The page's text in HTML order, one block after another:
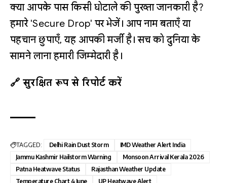
क्या आपके पास किसी घोटाले की पुख्ता जानकारी है?
हमारे 'Secure Drop' पर भेजें। आप नाम बताएँ या
पहचान छुपाएँ, यह आपकी मर्जी है। सच को दुनिया के
सामने लाना हमारी जिम्मेदारी है।
🔗 सुरक्षित रूप से रिपोर्ट करें
TAGGED: Delhi Rain Dust Storm
IMD Weather Alert India
Jammu Kashmir Hailstorm Warning
Monsoon Arrival Kerala 2026
Patna Heatwave Status
Rajasthan Weather Update
Temperature Chart 4 June
UP Heatwave Alert